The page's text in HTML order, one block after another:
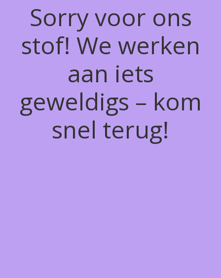
Sorry voor ons
stof! We werken
aan iets
geweldigs – kom
snel terug!